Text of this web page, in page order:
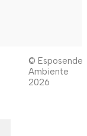
© Esposende
Ambiente
2026